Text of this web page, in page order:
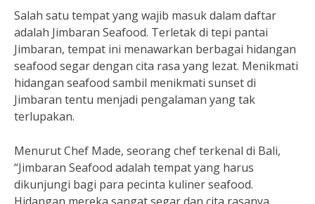
Salah satu tempat yang wajib masuk dalam daftar
adalah Jimbaran Seafood. Terletak di tepi pantai
Jimbaran, tempat ini menawarkan berbagai hidangan
seafood segar dengan cita rasa yang lezat. Menikmati
hidangan seafood sambil menikmati sunset di
Jimbaran tentu menjadi pengalaman yang tak
terlupakan.
Menurut Chef Made, seorang chef terkenal di Bali,
“Jimbaran Seafood adalah tempat yang harus
dikunjungi bagi para pecinta kuliner seafood.